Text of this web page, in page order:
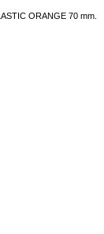
ORANGE 70 mm.